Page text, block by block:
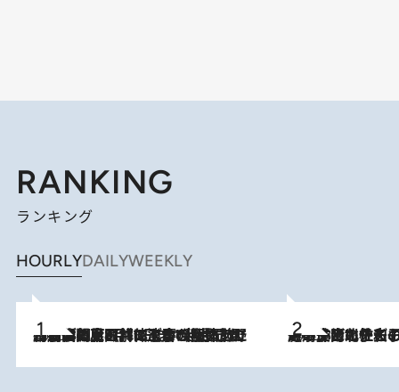
RANKING
ランキング
HOURLYDAILYWEEKLY
2026.8.8
「最後に見られてよかった」上野動物園の東園パンダ舎が解体前に特別公開。8月16日まで延長されたパネル展と共に辿る“半世紀”のパンダ飼育《解体工事の図面あり》 2026.8.3
《「文士の子ども被害者の会」発足！》阿川佐和子（72）が語る遠藤周作に北杜夫、劇作家・矢代静一の子どもたちの“文豪プライベート事件簿”